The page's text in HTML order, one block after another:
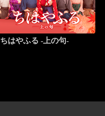
ちはやふる -上の句-